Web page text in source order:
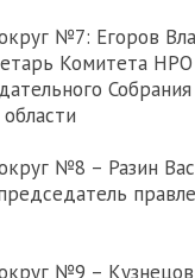
№7: Егоров
Комитета
Собрания
№8 – Разин
№9 –